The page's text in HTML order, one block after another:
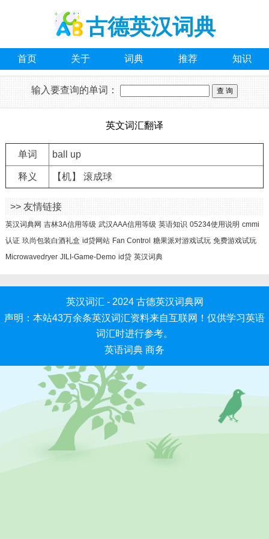
古德英汉词典
首页 关于 词典 推荐 知识
输入要查询的单词：
英文词汇翻译
单词 ball up
释义 【机】 滚成球
>> 友情链接
英汉词典网 吉林3A信用等级 武汉AAA信用等级 英语知识 05234使用说明 cmmi
认证 玖尚包装白酒礼盒 id贷网站 Fan Control 糖果派对游戏试玩 免费游戏试玩
Microwavedryer JILI-Game-Demo id贷 英汉词典
英汉词汇 - 2024 古德英汉词典网
声明：本站43万余条英汉词汇资料来自互联网！仅供学习英语
词汇时进行参考。
英语词典 商务